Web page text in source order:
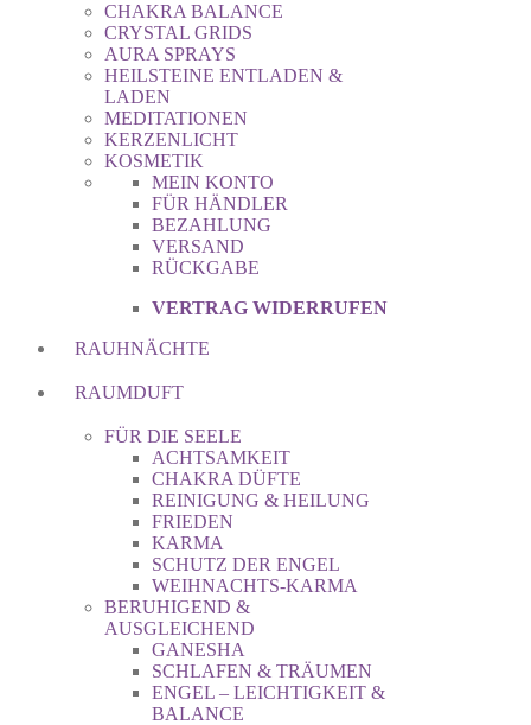
CHAKRA BALANCE
CRYSTAL GRIDS
AURA SPRAYS
HEILSTEINE ENTLADEN &
LADEN
MEDITATIONEN
KERZENLICHT
KOSMETIK
MEIN KONTO
FÜR HÄNDLER
BEZAHLUNG
VERSAND
RÜCKGABE
VERTRAG WIDERRUFEN
RAUHNÄCHTE
RAUMDUFT
FÜR DIE SEELE
ACHTSAMKEIT
CHAKRA DÜFTE
REINIGUNG & HEILUNG
FRIEDEN
KARMA
SCHUTZ DER ENGEL
WEIHNACHTS-KARMA
BERUHIGEND &
AUSGLEICHEND
GANESHA
SCHLAFEN & TRÄUMEN
ENGEL – LEICHTIGKEIT &
BALANCE